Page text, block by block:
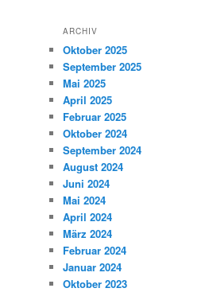
ARCHIV
Oktober 2025
September 2025
Mai 2025
April 2025
Februar 2025
Oktober 2024
September 2024
August 2024
Juni 2024
Mai 2024
April 2024
März 2024
Februar 2024
Januar 2024
Oktober 2023